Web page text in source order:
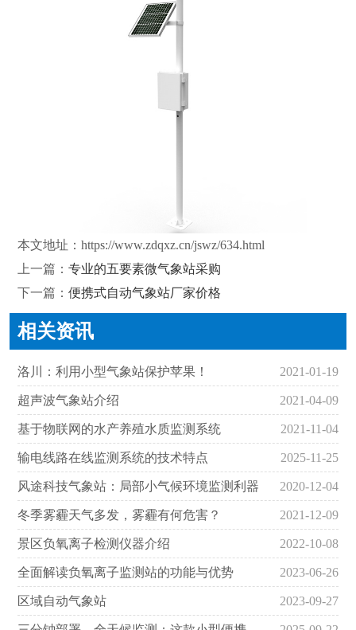
本文地址： https://www.zdqxz.cn/jswz/634.html
上一篇： 专业的五要素微气象站采购
下一篇： 便携式自动气象站厂家价格
相关资讯
洛川：利用小型气象站保护苹果！ 2021-01-19
超声波气象站介绍 2021-04-09
基于物联网的水产养殖水质监测系统 2021-11-04
输电线路在线监测系统的技术特点 2025-11-25
风途科技气象站：局部小气候环境监测利器 2020-12-04
冬季雾霾天气多发，雾霾有何危害？ 2021-12-09
景区负氧离子检测仪器介绍 2022-10-08
全面解读负氧离子监测站的功能与优势 2023-06-26
区域自动气象站 2023-09-27